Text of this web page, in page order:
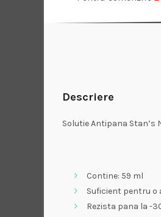
Descriere
Solutie Antipana Stan’s
Contine: 59 ml
Suficient pentru o
Rezista pana la -